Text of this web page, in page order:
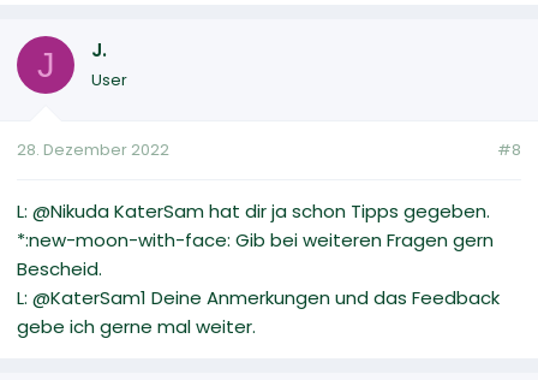
J J.
User
28. Dezember 2022 #8
L: @Nikuda KaterSam hat dir ja schon Tipps gegeben.
*:new-moon-with-face: Gib bei weiteren Fragen gern
Bescheid.
L: @KaterSam1 Deine Anmerkungen und das Feedback
gebe ich gerne mal weiter.